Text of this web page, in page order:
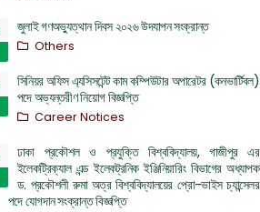
জুলাই গণঅভ্যুত্থান দিবস ২০২৬ উদযাপন সংক্রান্ত
Others
সিনিয়র অফিস এ্যসিসটেন্ট কাম কম্পিউটার অপারেটর (কনভার্টিবল)
পদে অভ্যন্তরীণ নিয়োগ বিজ্ঞপ্তি
Career Notices
ঢাকা প্রকৌশল ও প্রযুক্তি বিশ্ববিদ্যালয়, গাজীপুর এর
ইলেকট্রিক্যাল এন্ড ইলেকট্রনিক ইঞ্জিনিয়ারিং বিভাগের অধ্যাপক
ড. প্রকৌশলী রুমা অত্র বিশ্ববিদ্যালয়ের প্রো-ভাইস চ্যান্সেলর
পদে যোগদান সংক্রান্ত বিজ্ঞপ্তি